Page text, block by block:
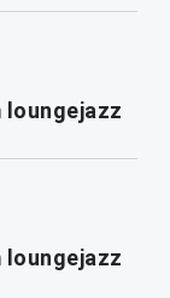
loungejazz
loungejazz